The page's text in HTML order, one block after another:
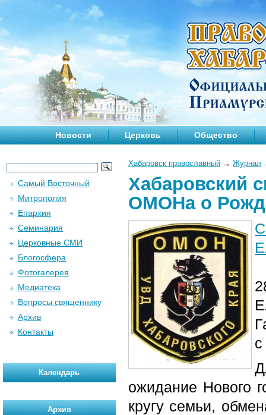
Новости Церковь Общество
Хабаровск православный → Журнал
Хабаровский
ОМОНа о
ожидание Нового
кругу семьи,
Самый Восточный
Митрополия
Епархия
Семинария
Церковные СМИ
Блогосфера
Фотогалерея
Медиатека
Вопросы священнику
Архив
Контакты
Календарь
Архив